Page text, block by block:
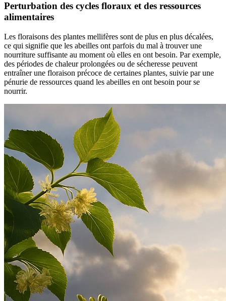
Perturbation des cycles floraux et des ressources
alimentaires
Les floraisons des plantes mellifères sont de plus en plus décalées,
ce qui signifie que les abeilles ont parfois du mal à trouver une
nourriture suffisante au moment où elles en ont besoin. Par exemple,
des périodes de chaleur prolongées ou de sécheresse peuvent
entraîner une floraison précoce de certaines plantes, suivie par une
pénurie de ressources quand les abeilles en ont besoin pour se
nourrir.